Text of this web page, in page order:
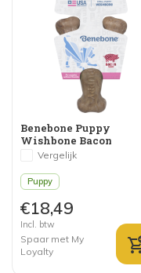
Benebone Puppy
Wishbone Bacon
Vergelijk
Puppy
€18,49
Incl. btw
Spaar met My
Loyalty